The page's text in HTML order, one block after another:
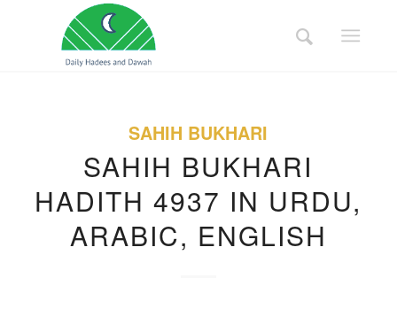
SAHIH BUKHARI
SAHIH BUKHARI
HADITH 4937 IN URDU,
ARABIC, ENGLISH